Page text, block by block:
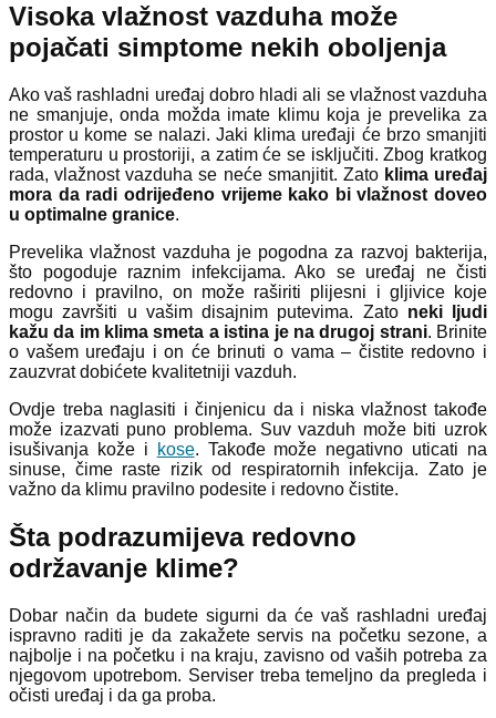
Visoka vlažnost vazduha može
pojačati simptome nekih oboljenja
Ako vaš rashladni uređaj dobro hladi ali se vlažnost vazduha
ne smanjuje, onda možda imate klimu koja je prevelika za
prostor u kome se nalazi. Jaki klima uređaji će brzo smanjiti
temperaturu u prostoriji, a zatim će se isključiti. Zbog kratkog
rada, vlažnost vazduha se neće smanjitit. Zato klima uređaj
mora da radi odrijeđeno vrijeme kako bi vlažnost doveo
u optimalne granice.
Prevelika vlažnost vazduha je pogodna za razvoj bakterija,
što pogoduje raznim infekcijama. Ako se uređaj ne čisti
redovno i pravilno, on može raširiti plijesni i gljivice koje
mogu završiti u vašim disajnim putevima. Zato neki ljudi
kažu da im klima smeta a istina je na drugoj strani. Brinite
o vašem uređaju i on će brinuti o vama – čistite redovno i
zauzvrat dobićete kvalitetniji vazduh.
Ovdje treba naglasiti i činjenicu da i niska vlažnost takođe
može izazvati puno problema. Suv vazduh može biti uzrok
isušivanja kože i
kose. Takođe može negativno uticati na
sinuse, čime raste rizik od respiratornih infekcija. Zato je
važno da klimu pravilno podesite i redovno čistite.
Šta podrazumijeva redovno
održavanje klime?
Dobar način da budete sigurni da će vaš rashladni uređaj
ispravno raditi je da zakažete servis na početku sezone, a
najbolje i na početku i na kraju, zavisno od vaših potreba za
njegovom upotrebom. Serviser treba temeljno da pregleda i
očisti uređaj i da ga proba.